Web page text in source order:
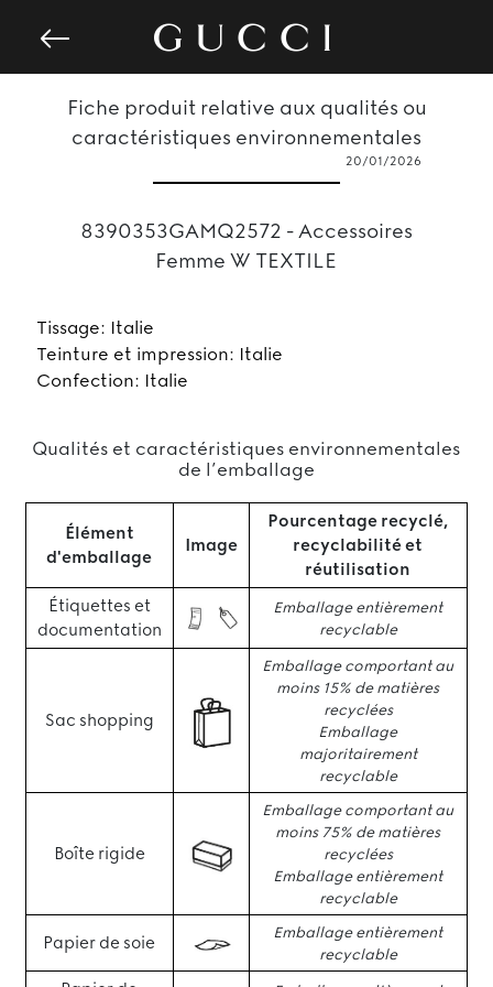
Fiche produit relative aux qualités ou
caractéristiques environnementales
20/01/2026
8390353GAMQ2572 - Accessoires
Femme W TEXTILE
Tissage: Italie
Teinture et impression: Italie
Confection: Italie
Qualités et caractéristiques environnementales
de l’emballage
Élément
d'emballage
Image
Pourcentage recyclé,
recyclabilité et
réutilisation
Étiquettes et
documentation
Emballage entièrement
recyclable
Sac shopping
Emballage comportant au
moins 15% de matières
recyclées
Emballage
majoritairement
recyclable
Boîte rigide
Emballage comportant au
moins 75% de matières
recyclées
Emballage entièrement
recyclable
Papier de soie
Emballage entièrement
recyclable